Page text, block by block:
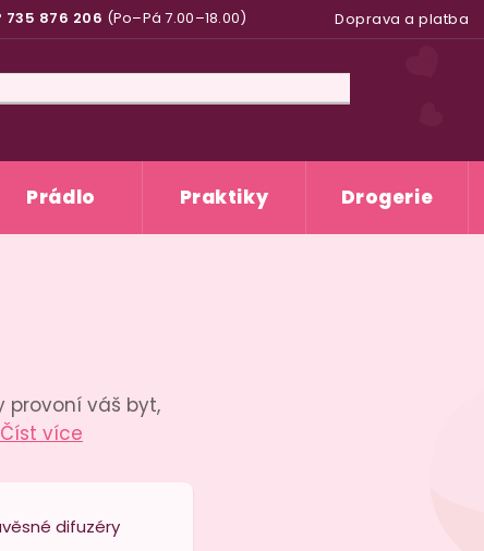
735 876 206 (Po–Pá 7.00–18.00) Doprava a platba
Prádlo Praktiky Drogerie
provoní váš byt,
Číst více
difuzéry